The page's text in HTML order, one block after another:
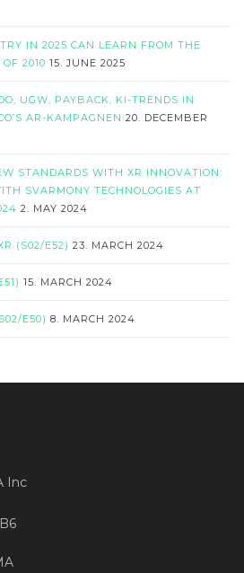
IN 2025 CAN LEARN FROM THE
2010 15. JUNE 2025
UGW, PAYBACK, KI-TRENDS IN
AR-KAMPAGNEN 20. DECEMBER
STANDARDS WITH XR INNOVATION:
SVARMONY TECHNOLOGIES AT
2. MAY 2024
(S02/E52) 23. MARCH 2024
15. MARCH 2024
E50) 8. MARCH 2024
Inc